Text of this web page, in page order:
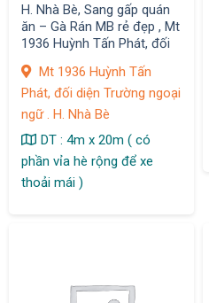
H. Nhà Bè, Sang gấp quán
ăn – Gà Rán MB rẻ đẹp , Mt
1936 Huỳnh Tấn Phát, đối
Mt 1936 Huỳnh Tấn
Phát, đối diện Trường ngoại
ngữ . H. Nhà Bè
DT : 4m x 20m ( có
phần vỉa hè rộng để xe
thoải mái )